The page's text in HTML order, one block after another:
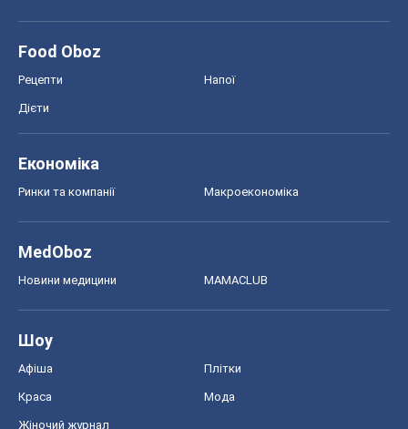
Food Oboz
Рецепти Напої
Дієти
Економіка
Ринки та компанії Макроекономіка
MedOboz
Новини медицини MAMACLUB
Шоу
Афіша Плітки
Краса Мода
Жіночий журнал